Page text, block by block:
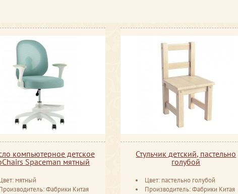
компьютерное детское
Spaceman мятный
мятный
Фабрики Китая
Стульчик детский, пастельно
голубой
Цвет: пастельно голубой
Производитель: Фабрики Китая